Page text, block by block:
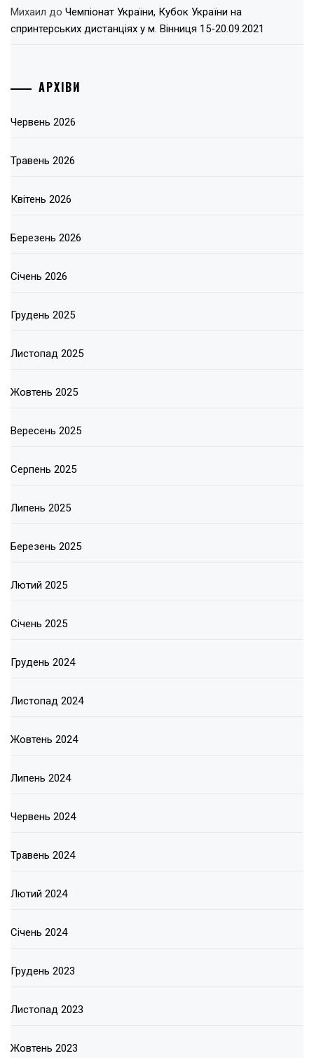
Михаил до Чемпіонат України, Кубок України на
спринтерських дистанціях у м. Вінниця 15-20.09.2021
АРХІВИ
Червень 2026
Травень 2026
Квітень 2026
Березень 2026
Січень 2026
Грудень 2025
Листопад 2025
Жовтень 2025
Вересень 2025
Серпень 2025
Липень 2025
Березень 2025
Лютий 2025
Січень 2025
Грудень 2024
Листопад 2024
Жовтень 2024
Липень 2024
Червень 2024
Травень 2024
Лютий 2024
Січень 2024
Грудень 2023
Листопад 2023
Жовтень 2023